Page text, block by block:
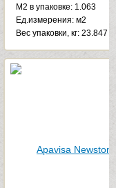
М2 в упаковке: 1.063
Ед.измерения: м2
Веc упаковки, кг: 23.847